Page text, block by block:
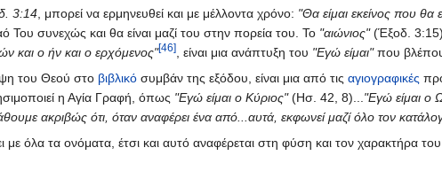
3:14, μπορεί να ερμηνευθεί και με μέλλοντα χρόνο: "Θα είμαι εκείνος που θα
Του συνεχώς και θα είναι μαζί του στην πορεία του. Το "αιώνιος"(Έξοδ. 3:15)
και ο ήν και ο ερχόμενος"[46], είναι μια ανάπτυξη του "Εγώ είμαι"που
του Θεού στο βιβλικό συμβάν της εξόδου, είναι μια από τις αγιογραφικές
η Αγία Γραφή, όπως "Εγώ είμαι ο Κύριος"(Ησ. 42, 8)..."Εγώ είμαι ο
ακριβώς ότι, όταν αναφέρει ένα από...αυτά, εκφωνεί μαζί όλο τον
όλα τα ονόματα, έτσι και αυτό αναφέρεται στη φύση και τον χαρακτήρα